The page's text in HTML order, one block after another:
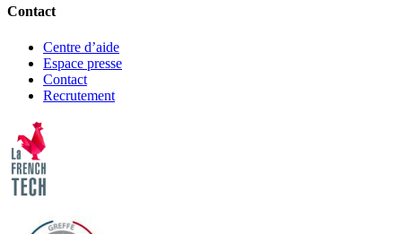
Contact
Centre d’aide
Espace presse
Contact
Recrutement